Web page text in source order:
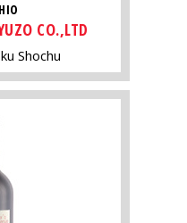
CO.,LTD
Shochu